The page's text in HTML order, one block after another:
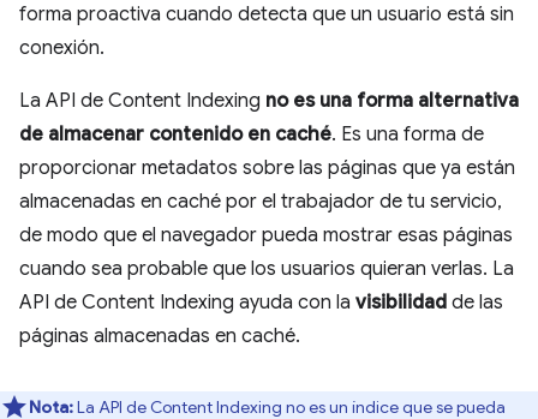
forma proactiva cuando detecta que un usuario está sin
conexión.
La API de Content Indexing no es una forma alternativa
de almacenar contenido en caché. Es una forma de
proporcionar metadatos sobre las páginas que ya están
almacenadas en caché por el trabajador de tu servicio,
de modo que el navegador pueda mostrar esas páginas
cuando sea probable que los usuarios quieran verlas. La
API de Content Indexing ayuda con la visibilidad de las
páginas almacenadas en caché.
Nota:La API de Content Indexing no es un índice que se pueda